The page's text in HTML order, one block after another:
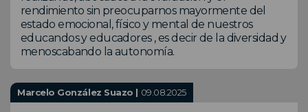
rendimiento sin preocuparnos mayormente del
estado emocional, físico y mental de nuestros
educandos y educadores , es decir de la diversidad y
menoscabando la autonomía.
Marcelo González Suazo | 09.08.2025